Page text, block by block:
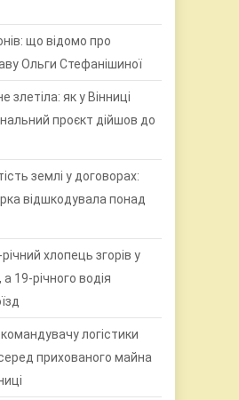
що відомо про
Ольги Стефанішиної
злетіла: як у Вінниці
проєкт дійшов до
землі у договорах:
відшкодувала понад
хлопець згорів у
19-річного водія
логістики
прихованого майна